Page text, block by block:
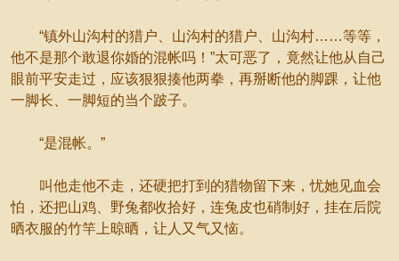
“镇外山沟村的猎户、山沟村的猎户、山沟村……等等，
他不是那个敢退你婚的混帐吗！”太可恶了，竟然让他从自己
眼前平安走过，应该狠狠揍他两拳，再掰断他的脚踝，让他
一脚长、一脚短的当个跛子。
“是混帐。”
叫他走他不走，还硬把打到的猎物留下来，忧她见血会
怕，还把山鸡、野兔都收拾好，连兔皮也硝制好，挂在后院
晒衣服的竹竿上晾晒，让人又气又恼。